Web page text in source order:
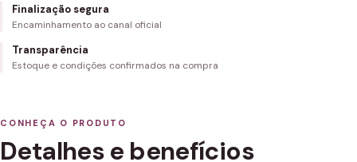
Finalização segura
Encaminhamento ao canal oficial
Transparência
Estoque e condições confirmados na compra
CONHEÇA O PRODUTO
Detalhes e benefícios